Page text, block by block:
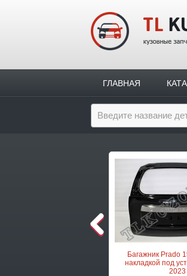
ГЛАВНАЯ
Багажник Prado
накладкой под
2023
Следующая позиция